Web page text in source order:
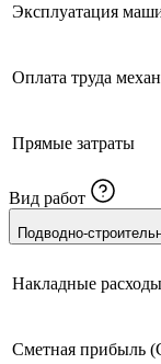
Эксплуатация
Оплата труда
Прямые затраты
Вид работ
Подводно-
Накладные
Сметная прибыль